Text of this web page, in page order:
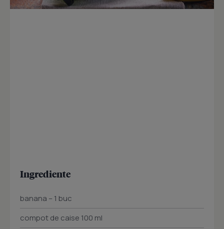
Ingrediente
banana – 1 buc
compot de caise 100 ml